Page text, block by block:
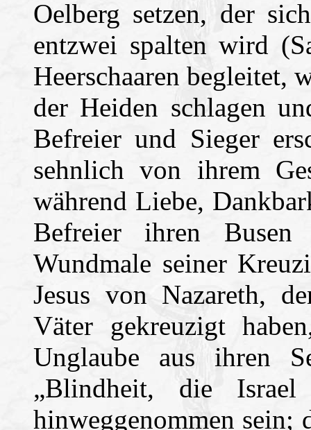
Oelberg setzen, der
entzwei spalten wird
Heerschaaren begleitet,
der Heiden schlagen
Befreier und Sieger
sehnlich von ihrem
während Liebe,
Befreier ihren
Wundmale seiner
Jesus von Nazareth,
Väter gekreuzigt
Unglaube aus ihren
„Blindheit, die Israel
hinweggenommen sein;